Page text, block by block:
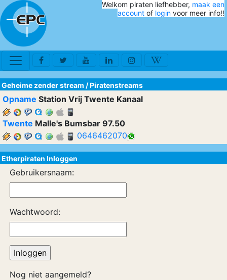
Welkom piraten liefhebber, maak een
account of login voor meer info!!
Geheime zender stream /Piratenstreams
Opname Station Vrij Twente Kanaal
Twente Malle's Bumsbar 97.50
0646462070
Etherpiraten Inloggen
Gebruikersnaam:
Wachtwoord:
Nog niet aangemeld?